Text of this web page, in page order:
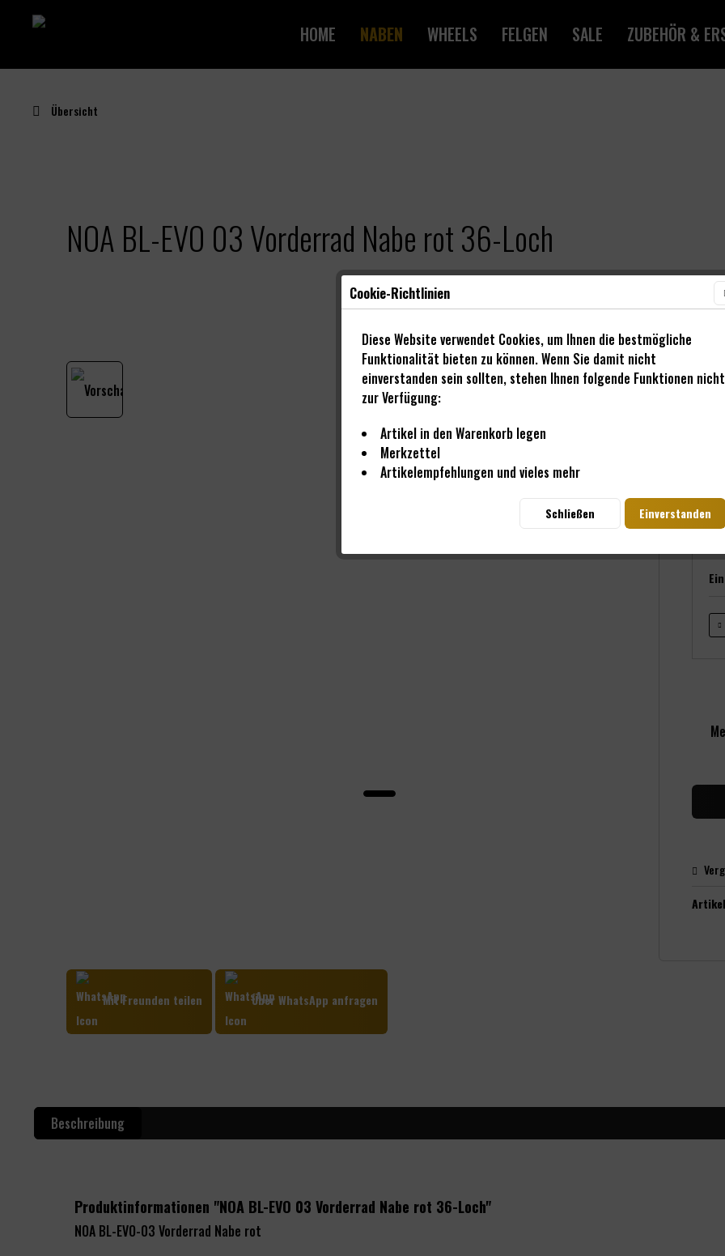
HOME NABEN WHEELS FELGEN SALE ZUBEHÖR &
Übersicht
NOA BL-EVO 03 Vorderrad Nabe rot 36-Loch
Mit Freunden teilen Über WhatsApp anfragen
Beschreibung
Produktinformationen "NOA BL-EVO 03 Vorderrad Nabe rot 36-Loch"
NOA BL-EVO-03 Vorderrad Nabe rot
Cookie-Richtlinien
Diese Website verwendet Cookies, um Ihnen die bestmögliche
Funktionalität bieten zu können. Wenn Sie damit nicht
einverstanden sein sollten, stehen Ihnen folgende Funktionen nicht
zur Verfügung:
Artikel in den Warenkorb legen
Merkzettel
Artikelempfehlungen und vieles mehr
Einverstanden
Schließen